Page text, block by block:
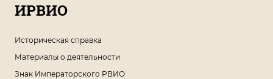
ИРВИО
Историческая справка
Материалы о деятельности
Знак Императорского РВИО